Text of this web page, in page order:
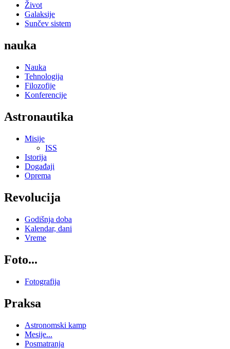
Život
Galaksije
Sunčev sistem
nauka
Nauka
Tehnologija
Filozofije
Konferencije
Astronautika
Misije
ISS
Istorija
Događaji
Oprema
Revolucija
Godišnja doba
Kalendar, dani
Vreme
Foto...
Fotografija
Praksa
Astronomski kamp
Mesije...
Posmatranja